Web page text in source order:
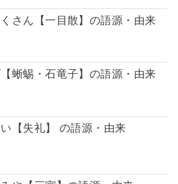
さん【一目散】の語源・由来
【蜥蜴・石竜子】の語源・由来
【失礼】 の語源・由来